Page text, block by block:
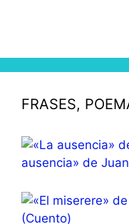
FRASES,
ausencia» de